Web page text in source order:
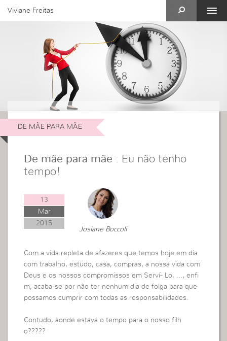
Viviane Freitas
DE MÃE PARA MÃE
De mãe para mãe : Eu não tenho
tempo!
13
Mar
2015
Josiane Boccoli
Com a vida repleta de afazeres que temos hoje em dia
com trabalho, estudo, casa, compras, a nossa vida com
Deus e os nossos compromissos em Serví- Lo, …, enfi
m, acaba-se por não ter nenhum dia de folga para que
possamos cumprir com todas as responsabilidades.
Contudo, aonde estava o tempo para o nosso filh
o?????